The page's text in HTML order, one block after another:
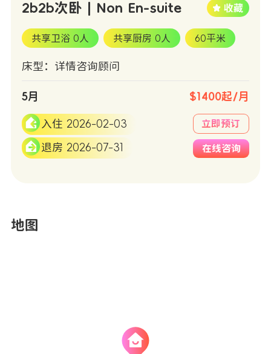
2b2b次卧 | Non En-suite
共享卫浴 0人 共享厨房 0人 60平米
床型：详情咨询顾问
5月 $1400起/月
入住 2026-02-03
退房 2026-07-31
立即预订
在线咨询
地图